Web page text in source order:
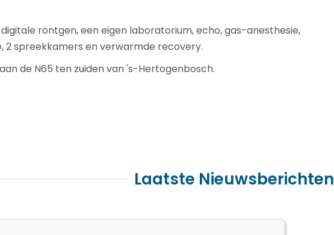
röntgen, een eigen laboratorium, echo, gas-anesthesie,
2 spreekkamers en verwarmde recovery.
de N65 ten zuiden van 's-Hertogenbosch.
Laatste Nieuwsberichten